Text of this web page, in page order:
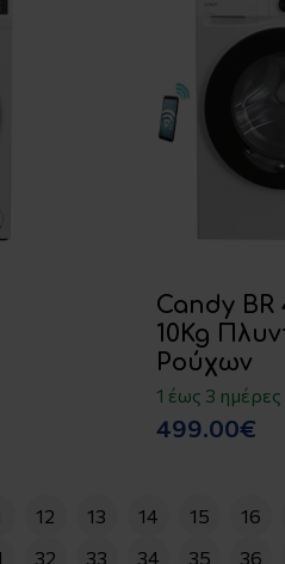
Candy BR
10Kg
Ρούχων
1 έως 3 ημέρες
499.00€
12 13 14 15 16
32 33 34 35 36